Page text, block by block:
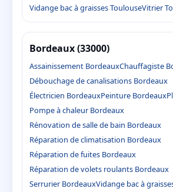
Vidange bac à graisses ToulouseVitrier
Bordeaux (33000)
Assainissement BordeauxChauffagiste
Débouchage de canalisations Bordeaux
Électricien BordeauxPeinture Bordeaux
Pompe à chaleur Bordeaux
Rénovation de salle de bain Bordeaux
Réparation de climatisation Bordeaux
Réparation de fuites Bordeaux
Réparation de volets roulants Bordeaux
Serrurier BordeauxVidange bac à